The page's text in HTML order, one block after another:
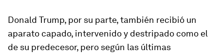
Donald Trump, por su parte, también recibió un
aparato capado, intervenido y destripado como el
de su predecesor, pero según las últimas